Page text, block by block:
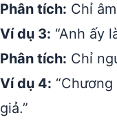
Phân tích: Chỉ
Ví dụ 3: “Anh ấy
Phân tích: Chỉ
Ví dụ 4:
giả.”